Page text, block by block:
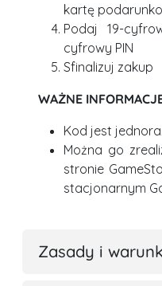
kartę
Podaj 19-
cyfrowy PIN
Sfinalizuj zakup
WAŻNE
Kod jest
Można go
stronie
stacjonarnym
Zasady i